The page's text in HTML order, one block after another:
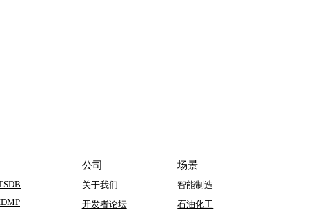
公司
关于我们
开发者论坛
场景
智能制造
石油化工